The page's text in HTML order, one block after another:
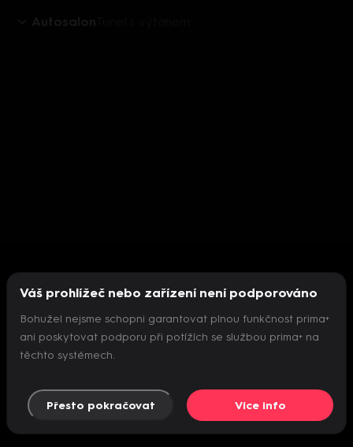
Autosalon
Nepodařilo se inicializovat přehrávač
Váš prohlížeč nebo zařízení není podporováno
Bohužel nejsme schopni garantovat plnou funkčnost prima+
ani poskytovat podporu při potížích se službou prima+ na
těchto systémech.
Přesto pokračovat Více info